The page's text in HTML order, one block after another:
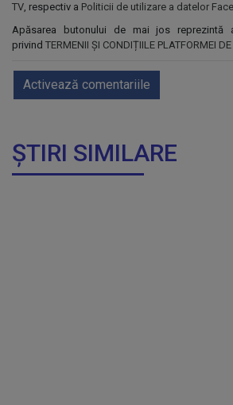
TV, respectiv a Politicii de utilizare a datelor
Apăsarea butonului de mai jos reprezintă
privind TERMENII ȘI CONDIȚIILE PLATFORMEI
Activează comentariile
ȘTIRI SIMILARE